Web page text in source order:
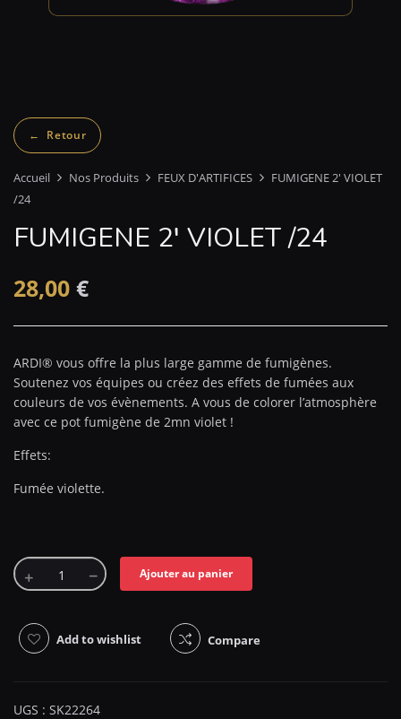
Accueil Nos Produits FEUX D'ARTIFICES
FUMIGENE 2′ VIOLET
/24
FUMIGENE 2′ VIOLET /24
28,00 €
ARDI® vous offre la plus large gamme de fumigènes.
Soutenez vos équipes ou créez des effets de fumées aux
couleurs de vos évènements. A vous de colorer l’atmosphère
avec ce pot fumigène de 2mn violet !
Effets:
Fumée violette.
Ajouter au panier
Add to wishlist Compare
UGS : SK22264